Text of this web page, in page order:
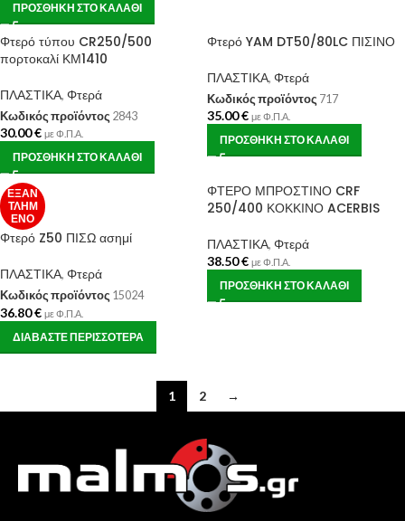
ΠΡΟΣΘΉΚΗ ΣΤΟ ΚΑΛΆΘΙ
Φτερό τύπου CR250/500
πορτοκαλί ΚΜ1410
ΠΛΑΣΤΙΚΑ, Φτερά
Κωδικός προϊόντος 2843
30.00€ με Φ.Π.Α.
ΠΡΟΣΘΉΚΗ ΣΤΟ ΚΑΛΆΘΙ
Φτερό YAM DT50/80LC ΠΙΣΙΝΟ
ΠΛΑΣΤΙΚΑ, Φτερά
Κωδικός προϊόντος 717
35.00€ με Φ.Π.Α.
ΠΡΟΣΘΉΚΗ ΣΤΟ ΚΑΛΆΘΙ
ΕΞΑΝ
ΤΛΗΜ
ΈΝΟ
Φτερό Z50 ΠΙΣΩ ασημί
ΠΛΑΣΤΙΚΑ, Φτερά
Κωδικός προϊόντος 15024
36.80€ με Φ.Π.Α.
ΔΙΑΒΆΣΤΕ ΠΕΡΙΣΣΌΤΕΡΑ
ΦΤΕΡΟ ΜΠΡΟΣΤΙΝΟ CRF
250/400 ΚΟΚΚΙΝΟ ACERBIS
ΠΛΑΣΤΙΚΑ, Φτερά
38.50€ με Φ.Π.Α.
ΠΡΟΣΘΉΚΗ ΣΤΟ ΚΑΛΆΘΙ
1 2 →